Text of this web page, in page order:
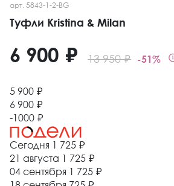
арт. 5843-1-2-BG
Туфли Kristina & Milan
13 950 ₽ -51%
6 900 ₽
5 900 ₽
6 900 ₽
-1000 ₽
Сегодня 1 725 ₽
21 августа 1 725 ₽
04 сентября 1 725 ₽